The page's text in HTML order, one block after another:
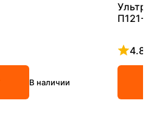
В наличии
П121-
4.8